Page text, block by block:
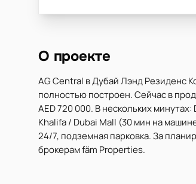
О проекте
AG Central в Дубай Лэнд Резиденс
полностью построен. Сейчас в
AED 720 000. В нескольких
Khalifa / Dubai Mall (30 мин на
24/7, подземная парковка. За
брокерам fäm Properties.